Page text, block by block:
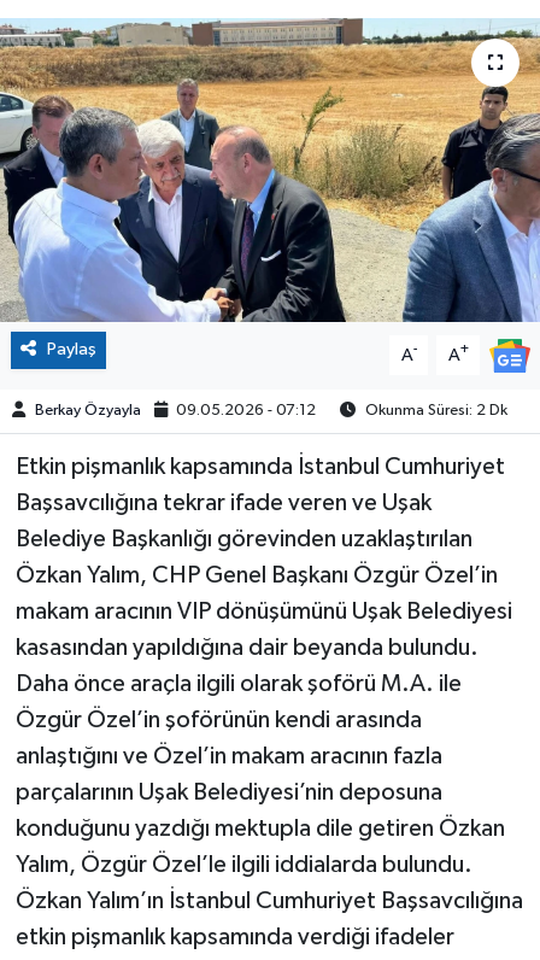
Paylaş A- A+
Berkay Özyayla 09.05.2026 - 07:12 Okunma Süresi: 2 Dk
Etkin pişmanlık kapsamında İstanbul Cumhuriyet
Başsavcılığına tekrar ifade veren ve Uşak
Belediye Başkanlığı görevinden uzaklaştırılan
Özkan Yalım, CHP Genel Başkanı Özgür Özel’in
makam aracının VIP dönüşümünü Uşak Belediyesi
kasasından yapıldığına dair beyanda bulundu.
Daha önce araçla ilgili olarak şoförü M.A. ile
Özgür Özel’in şoförünün kendi arasında
anlaştığını ve Özel’in makam aracının fazla
parçalarının Uşak Belediyesi’nin deposuna
konduğunu yazdığı mektupla dile getiren Özkan
Yalım, Özgür Özel’le ilgili iddialarda bulundu.
Özkan Yalım’ın İstanbul Cumhuriyet Başsavcılığına
etkin pişmanlık kapsamında verdiği ifadeler